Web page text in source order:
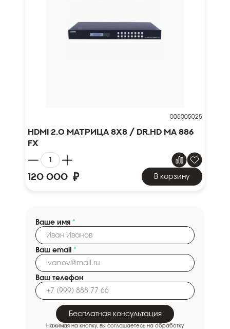
005005025
HDMI 2.0 матрица 8x8 / Dr.HD MA 886
FX
120 000 ₽ В корзину
Ваше имя *
Ваш email *
Ваш телефон
Бесплатная консультация
Нажимая на кнопку, вы соглашаетесь на обработку